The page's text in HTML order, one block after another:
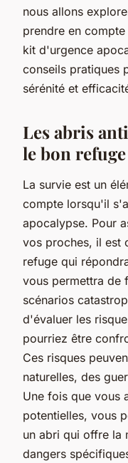
nous allons
prendre en
kit d'urgence
conseils pratiques
sérénité et
Les abris
le bon refuge
La survie est un
compte lorsqu'il
apocalypse. Pour
vos proches, il est
refuge qui
vous permettra de
scénarios
d'évaluer les
pourriez être
Ces risques
naturelles, des
Une fois que vous
potentielles, vous
un abri qui offre la
dangers